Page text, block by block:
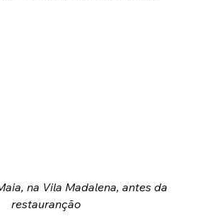
na Vila Madalena, antes da
restauranção